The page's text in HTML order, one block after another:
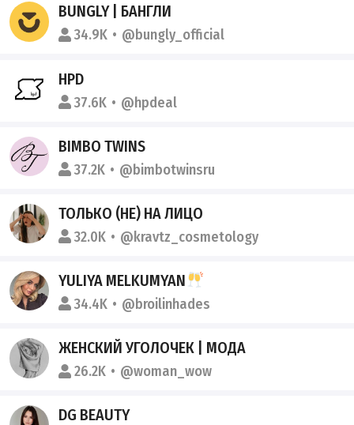
BUNGLY | БАНГЛИ
34.9K @bungly_official
HPD
37.6K @hpdeal
BIMBO TWINS
37.2K @bimbotwinsru
ТОЛЬКО (НЕ) НА ЛИЦО
32.0K @kravtz_cosmetology
YULIYA MELKUMYAN
34.4K @broilinhades
ЖЕНСКИЙ УГОЛОЧЕК | МОДА
26.2K @woman_wow
DG BEAUTY